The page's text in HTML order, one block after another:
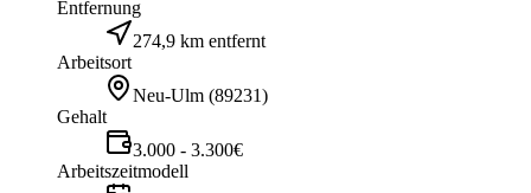
Entfernung
274,9 km entfernt
Arbeitsort
Neu-Ulm (89231)
Gehalt
3.000 - 3.300€
Arbeitszeitmodell